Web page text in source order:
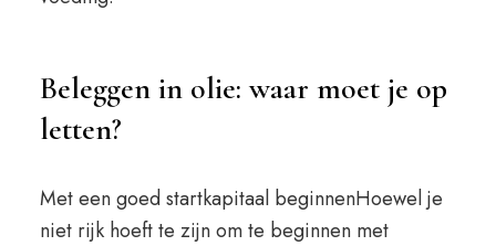
Beleggen in olie: waar moet je op
letten?
Met een goed startkapitaal beginnenHoewel je
niet rijk hoeft te zijn om te beginnen met